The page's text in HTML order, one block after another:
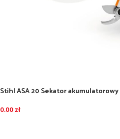
Stihl ASA 20 Sekator
0.00zł